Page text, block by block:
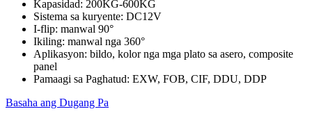
Kapasidad: 200KG-600KG
Sistema sa kuryente: DC12V
I-flip: manwal 90°
Ikiling: manwal nga 360°
Aplikasyon: bildo, kolor nga mga plato sa asero, composite
panel
Pamaagi sa Paghatud: EXW, FOB, CIF, DDU, DDP
Basaha ang Dugang Pa